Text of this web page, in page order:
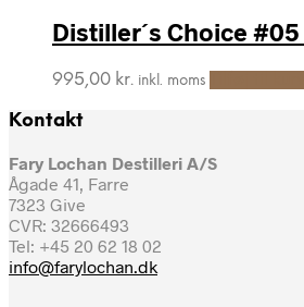
varesiden
Distiller´s Choice #05
995,00 kr. inkl. moms
Kontakt
Fary Lochan Destilleri A/S
Ågade 41, Farre
7323 Give
CVR: 32666493
Tel: +45 20 62 18 02
info@farylochan.dk